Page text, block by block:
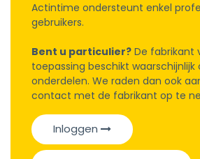
Actintime ondersteunt enkel
gebruikers.
Bent u particulier? De fabrikant
toepassing beschikt waarschijnlijk
onderdelen. We raden dan ook
contact met de fabrikant op te
Inloggen